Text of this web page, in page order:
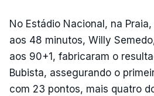
No Estádio Nacional, na
aos 48 minutos, Willy
aos 90+1, fabricaram o
Bubista, assegurando o
com 23 pontos, mais quatro